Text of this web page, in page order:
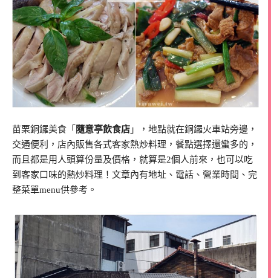
苗栗銅鑼美食「 隨意亭飲食店 」，地點就在銅鑼火車站旁邊，
交通便利，店內販售各式客家熱炒料理，餐點選擇還蠻多的，
而且都是用人頭算份量及價格，就算是2個人前來，也可以吃
到客家口味的熱炒料理！文章內有地址、電話、營業時間、完
整菜單menu供參考。